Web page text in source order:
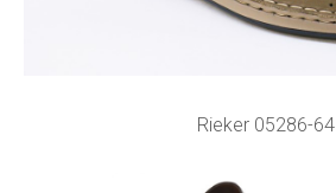
Rieker 05286-64